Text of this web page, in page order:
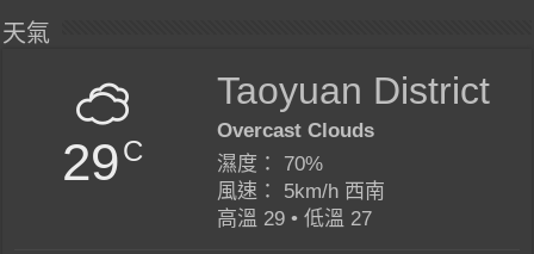
天氣
29C
Taoyuan District
Overcast Clouds
濕度： 70%
風速： 5km/h 西南
高溫 29 • 低溫 27